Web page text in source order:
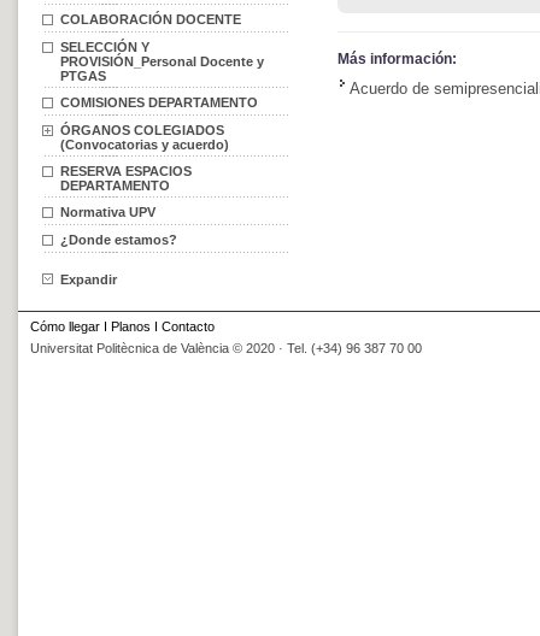
COLABORACIÓN DOCENTE
SELECCIÓN Y
PROVISIÓN_Personal Docente y
PTGAS
COMISIONES DEPARTAMENTO
ÓRGANOS COLEGIADOS
(Convocatorias y acuerdo)
RESERVA ESPACIOS
DEPARTAMENTO
Normativa UPV
¿Donde estamos?
Expandir
Más información:
Acuerdo de
Cómo llegar I Planos I Contacto
Universitat Politècnica de València © 2020 · Tel. (+34) 96 387 70 00